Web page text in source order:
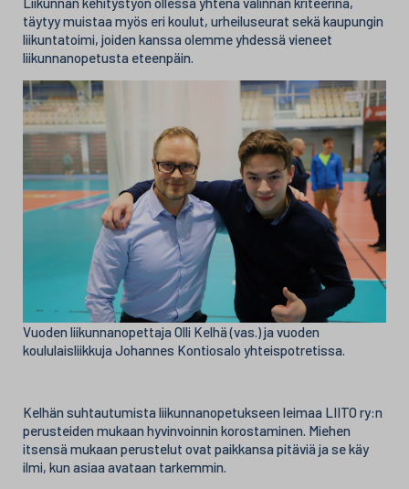
täytyy muistaa myös eri koulut, urheiluseurat sekä kaupungin
liikuntatoimi, joiden kanssa olemme yhdessä vieneet
liikunnanopetusta eteenpäin.
Vuoden liikunnanopettaja Olli Kelhä (vas.) ja vuoden
koululaisliikkuja Johannes Kontiosalo yhteispotretissa.
Kelhän suhtautumista liikunnanopetukseen leimaa LIITO ry:n
perusteiden mukaan hyvinvoinnin korostaminen. Miehen
itsensä mukaan perustelut ovat paikkansa pitäviä ja se käy
ilmi, kun asiaa avataan tarkemmin.